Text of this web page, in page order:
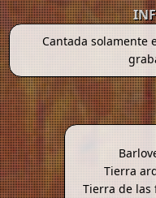
Cantada solamente
Tierra
Tierra de las